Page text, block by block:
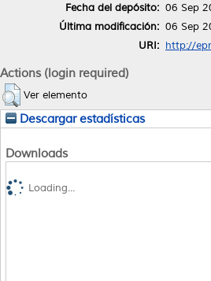
Fecha del depósito: 06 Sep
Última modificación: 06 Sep
URI: http://
Actions (login required)
Ver elemento
Descargar estadísticas
Downloads
Loading...